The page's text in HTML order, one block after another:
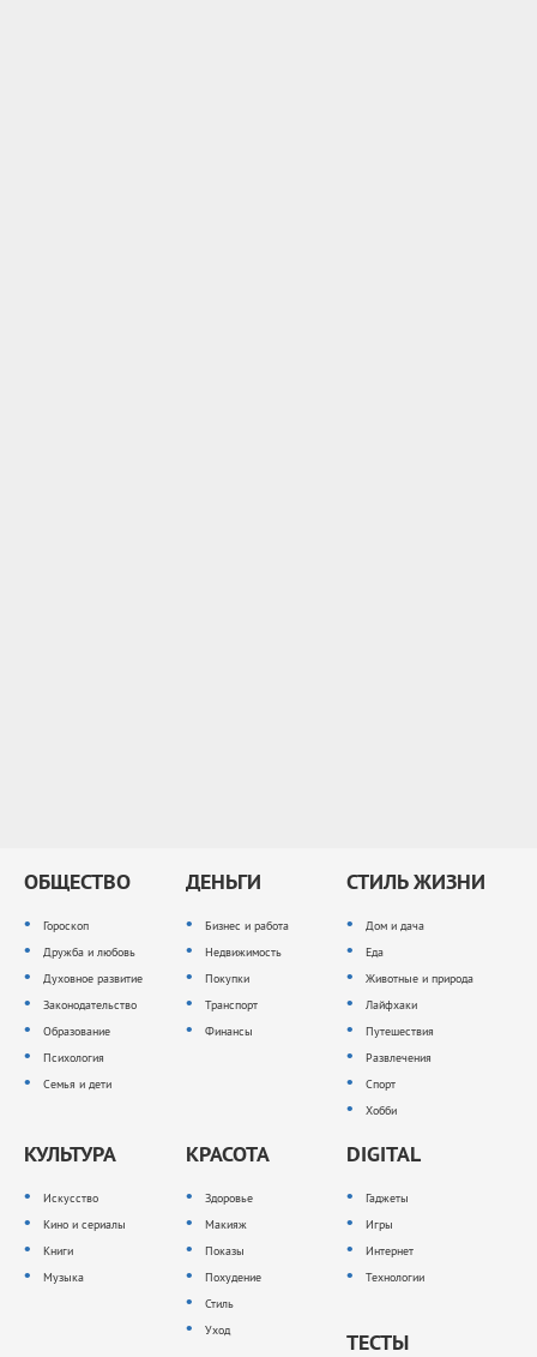
ОБЩЕСТВО
Гороскоп
Дружба и любовь
Духовное развитие
Законодательство
Образование
Психология
Семья и дети
ДЕНЬГИ
Бизнес и работа
Недвижимость
Покупки
Транспорт
Финансы
СТИЛЬ ЖИЗНИ
Дом и дача
Еда
Животные и природа
Лайфхаки
Путешествия
Развлечения
Спорт
Хобби
КУЛЬТУРА
Искусство
Кино и сериалы
Книги
Музыка
КРАСОТА
Здоровье
Макияж
Показы
Похудение
Стиль
Уход
DIGITAL
Гаджеты
Игры
Интернет
Технологии
ТЕСТЫ